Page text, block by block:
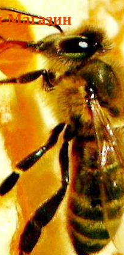
Магазин